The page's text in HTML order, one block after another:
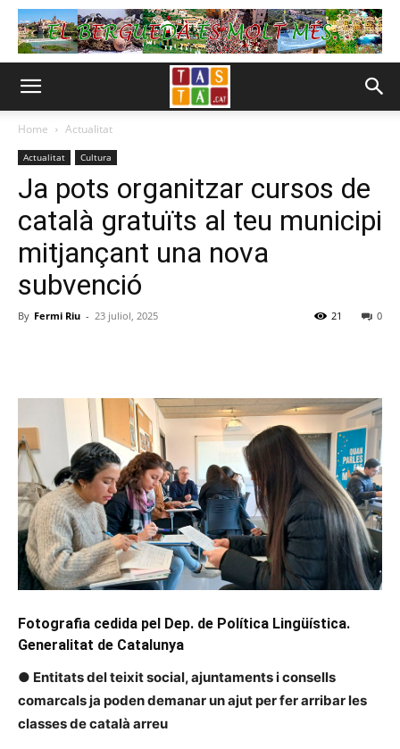
Home Actualitat
Actualitat Cultura
Ja pots organitzar cursos de
català gratuïts al teu municipi
mitjançant una nova
subvenció
By Fermi Riu - 23 juliol, 2025 0
21
Fotografia cedida pel Dep. de Política Lingüística.
Generalitat de Catalunya
● Entitats del teixit social, ajuntaments i consells
comarcals ja poden demanar un ajut per fer arribar les
classes de català arreu